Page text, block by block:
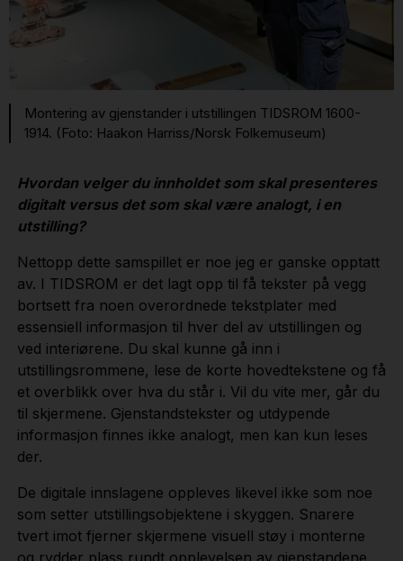
Montering av gjenstander i utstillingen TIDSROM 1600-
1914. (Foto: Haakon Harriss/Norsk Folkemuseum)
Hvordan velger du innholdet som skal presenteres
digitalt versus det som skal være analogt, i en
utstilling?
Nettopp dette samspillet er noe jeg er ganske opptatt
av. I TIDSROM er det lagt opp til få tekster på vegg
bortsett fra noen overordnede tekstplater med
essensiell informasjon til hver del av utstillingen og
ved interiørene. Du skal kunne gå inn i
utstillingsrommene, lese de korte hovedtekstene og få
et overblikk over hva du står i. Vil du vite mer, går du
til skjermene. Gjenstandstekster og utdypende
informasjon finnes ikke analogt, men kan kun leses
der.
De digitale innslagene oppleves likevel ikke som noe
som setter utstillingsobjektene i skyggen. Snarere
tvert imot fjerner skjermene visuell støy i monterne